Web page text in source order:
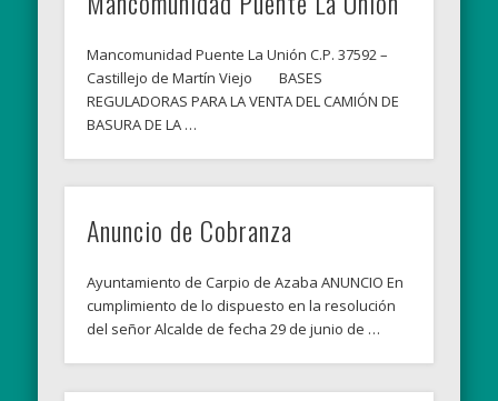
Mancomunidad Puente La Unión C.P. 37592 –
Castillejo de Martín Viejo BASES
REGULADORAS PARA LA VENTA DEL CAMIÓN DE
BASURA DE LA …
Anuncio de Cobranza
Ayuntamiento de Carpio de Azaba ANUNCIO En
cumplimiento de lo dispuesto en la resolución
del señor Alcalde de fecha 29 de junio de …